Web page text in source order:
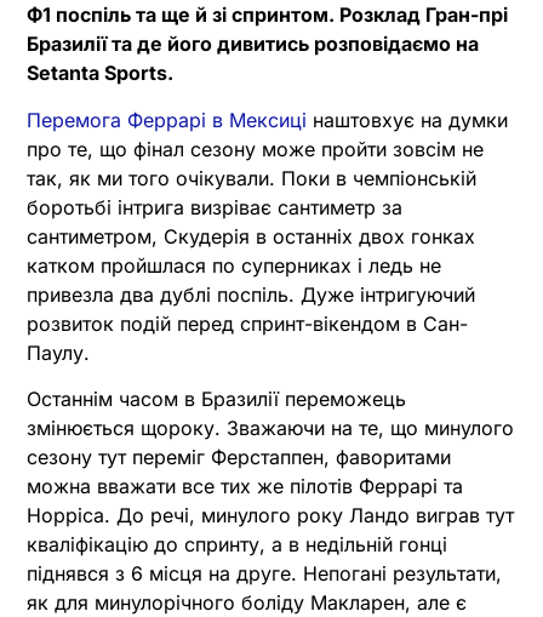
Ф1 поспіль та ще й зі спринтом. Розклад Гран-прі
Бразилії та де його дивитись розповідаємо на
Setanta Sports.
Перемога Феррарі в Мексиці наштовхує на думки
про те, що фінал сезону може пройти зовсім не
так, як ми того очікували. Поки в чемпіонській
боротьбі інтрига визріває сантиметр за
сантиметром, Скудерія в останніх двох гонках
катком пройшлася по суперниках і ледь не
привезла два дублі поспіль. Дуже інтригуючий
розвиток подій перед спринт-вікендом в Сан-
Паулу.
Останнім часом в Бразилії переможець
змінюється щороку. Зважаючи на те, що минулого
сезону тут переміг Ферстаппен, фаворитами
можна вважати все тих же пілотів Феррарі та
Норріса. До речі, минулого року Ландо виграв тут
кваліфікацію до спринту, а в недільній гонці
піднявся з 6 місця на друге. Непогані результати,
як для минулорічного боліду Макларен, але є